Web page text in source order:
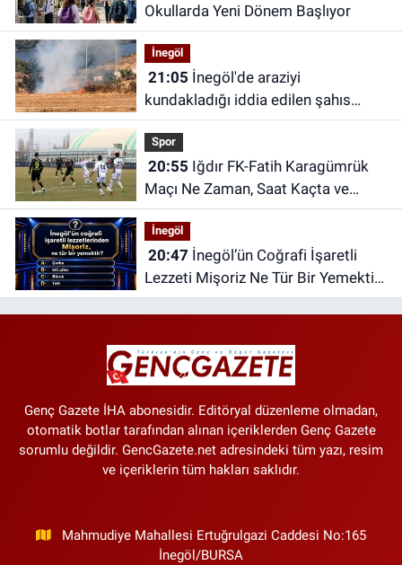
Okullarda Yeni Dönem Başlıyor
İnegöl
21:05
kundakladığı iddia edilen şahıs
yakalandı
Spor
20:55
Maçı Ne Zaman, Saat Kaçta ve
Hangi Kanalda?
İnegöl
20:47
Lezzeti Mişoriz Ne Tür Bir Yemektir?
Bu Sorunun Cevabını Herkes
Genç Gazete İHA abonesidir. Editöryal düzenleme olmadan,
otomatik botlar tarafından alınan içeriklerden Genç Gazete
sorumlu değildir. GencGazete.net adresindeki tüm yazı, resim
ve içeriklerin tüm hakları saklıdır.
Mahmudiye Mahallesi Ertuğrulgazi Caddesi No:165
İnegöl/BURSA